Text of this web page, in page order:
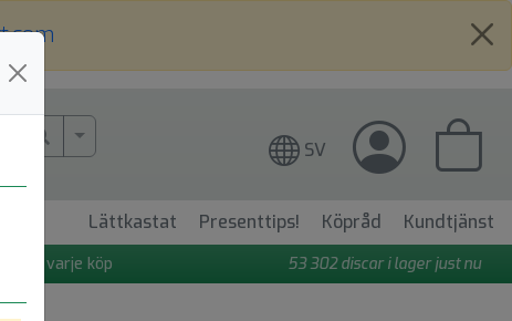
More Search.. SV
Lättkastat Presenttips! Köpråd Kundtjänst
på varje köp 53 302 discar i lager just nu